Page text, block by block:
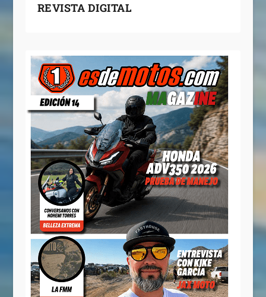
REVISTA DIGITAL